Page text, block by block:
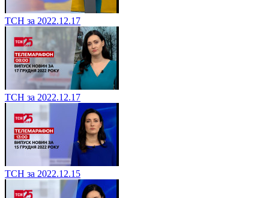
ТСН за 2022.12.17
ТСН за 2022.12.17
ТСН за 2022.12.15